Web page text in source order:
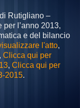
Rutigliano –
l’anno 2013,
e del bilancio
l'atto,
, Clicca qui per
, Clicca qui per
2015.